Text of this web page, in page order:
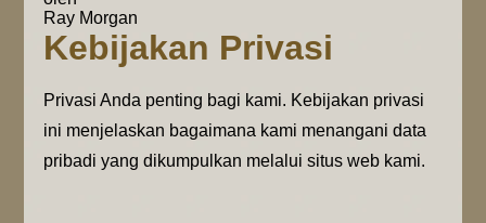
Ray Morgan
Kebijakan Privasi
Privasi Anda penting bagi kami. Kebijakan privasi
ini menjelaskan bagaimana kami menangani data
pribadi yang dikumpulkan melalui situs web kami.